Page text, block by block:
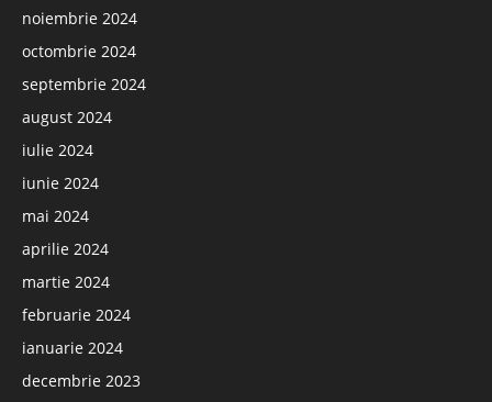
noiembrie 2024
octombrie 2024
septembrie 2024
august 2024
iulie 2024
iunie 2024
mai 2024
aprilie 2024
martie 2024
februarie 2024
ianuarie 2024
decembrie 2023